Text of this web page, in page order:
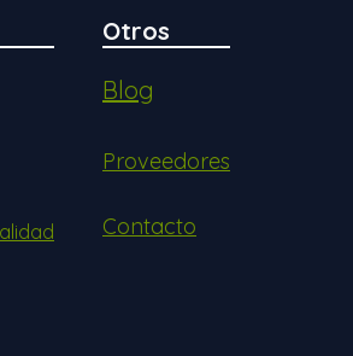
Otros
Blog
Proveedores
Contacto